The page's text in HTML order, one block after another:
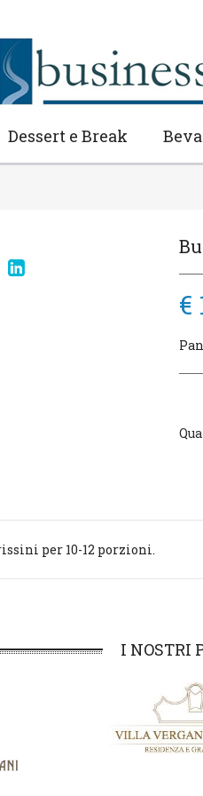
Dessert e Break
€
per 10-12 porzioni.
I NOSTRI